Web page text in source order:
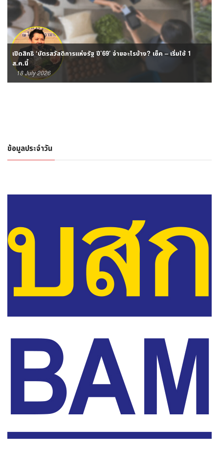
เปิดสิทธิ ‘บัตรสวัสดิการแห่งรัฐ ปี’69′ จ่ายอะไรบ้าง? เช็ค – เริ่มใช้ 1
ส.ค.นี้
18 July 2026
ข้อมูลประจำวัน